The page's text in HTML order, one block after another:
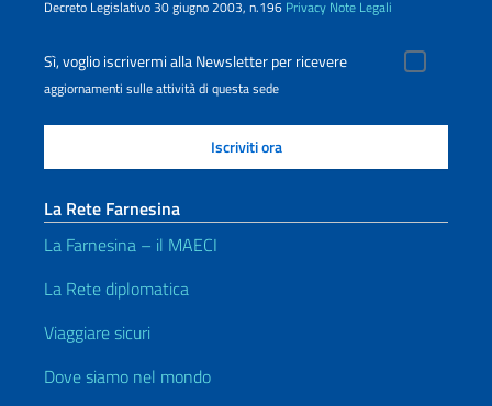
Decreto Legislativo 30 giugno 2003, n.196 Privacy Note Legali
Sì, voglio iscrivermi alla Newsletter per ricevere
aggiornamenti sulle attività di questa sede
La Rete Farnesina
La Farnesina – il MAECI
La Rete diplomatica
Viaggiare sicuri
Dove siamo nel mondo